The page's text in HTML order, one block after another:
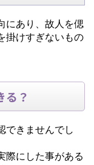
にあり、故人を偲
掛けすぎないもの
る？
できませんでし
際にした事がある